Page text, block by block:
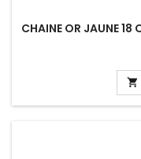
CHAINE OR JAUNE
